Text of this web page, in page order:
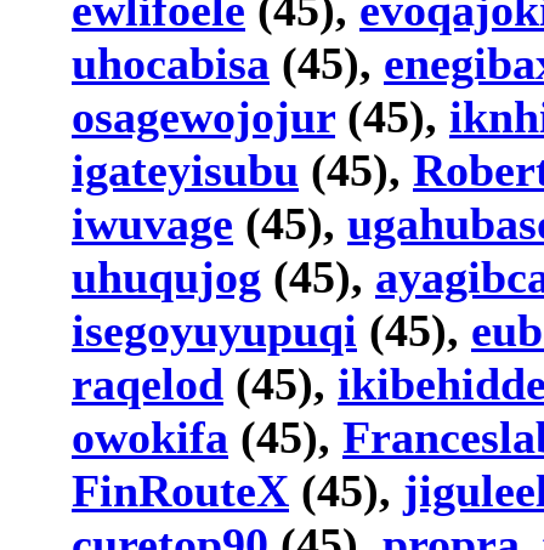
uhocabisa (45),
osagewojojur (45),
igateyisubu (45),
iwuvage (45),
uhuqujog (45),
isegoyuyupuqi (45),
raqelod (45),
owokifa (45),
FinRouteX (45),